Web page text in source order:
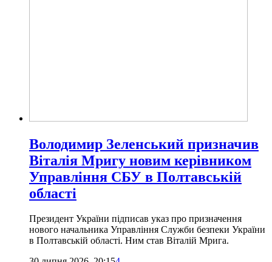
Володимир Зеленський призначив
Віталія Мригу новим керівником
Управління СБУ в Полтавській
області
Президент України підписав указ про призначення
нового начальника Управління Служби безпеки України
в Полтавській області. Ним став Віталій Мрига.